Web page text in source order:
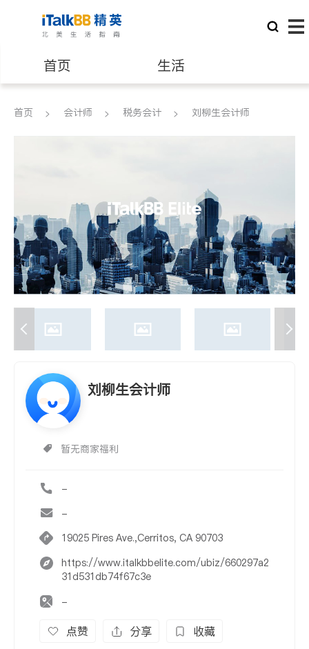
首页 生活
医生 律师
养老 非盈利组织
首页 会计师 税务会计 刘柳生会计师
刘柳生会计师
暂无商家福利
-
-
19025 Pires Ave.,Cerritos, CA 90703
https://www.italkbbelite.com/ubiz/660297a2
31d531db74f67c3e
-
点赞 分享 收藏